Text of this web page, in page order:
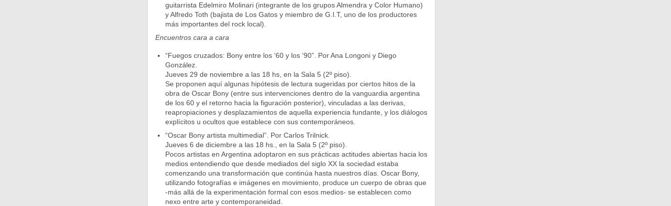
guitarrista Edelmiro Molinari (integrante de los grupos Almendra y Color Humano)
y Alfredo Toth (bajista de Los Gatos y miembro de G.I.T, uno de los productores
más importantes del rock local).
Encuentros cara a cara
“Fuegos cruzados: Bony entre los ‘60 y los ‘90”. Por Ana Longoni y Diego
González.
Jueves 29 de noviembre a las 18 hs, en la Sala 5 (2º piso).
Se proponen aquí algunas hipótesis de lectura sugeridas por ciertos hitos de la
obra de Oscar Bony (entre sus intervenciones dentro de la vanguardia argentina
de los 60 y el retorno hacia la figuración posterior), vinculadas a las derivas,
reapropiaciones y desplazamientos de aquella experiencia fundante, y los diálogos
explícitos u ocultos que establece con sus contemporáneos.
“Oscar Bony artista multimedial”. Por Carlos Trilnick.
Jueves 6 de diciembre a las 18 hs., en la Sala 5 (2º piso).
Pocos artistas en Argentina adoptaron en sus prácticas actitudes abiertas hacia los
medios entendiendo que desde mediados del siglo XX la sociedad estaba
comenzando una transformación que continúa hasta nuestros días. Oscar Bony,
utilizando fotografías e imágenes en movimiento, produce un cuerpo de obras que
-más allá de la experimentación formal con esos medios- se establecen como
nexo entre arte y contemporaneidad.